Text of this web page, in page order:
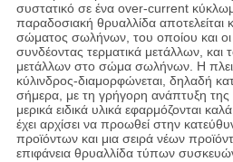
συστατικό σε ένα over-current
παραδοσιακή θρυαλλίδα
σώματος σωλήνων, του οποίου και
συνδέοντας τερματικά μετάλλων, και
μετάλλων στο σώμα σωλήνων. Η
κύλινδρος-διαμορφώνεται, δηλαδή
σήμερα, με τη γρήγορη ανάπτυξη της
μερικά ειδικά υλικά εφαρμόζονται
έχει αρχίσει να προωθεί στην
προϊόντων και μια σειρά νέων
επιφάνεια θρυαλλίδα τύπων